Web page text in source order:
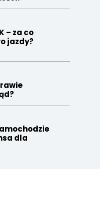
– za co
jazdy?
dla